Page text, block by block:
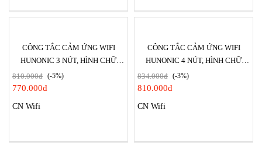
CÔNG TẮC CẢM ỨNG WIFI
HUNONIC 3 NÚT, HÌNH CHỮ
NHẬT CÓ VIỀN
810.000đ (-5%)
770.000đ
CN Wifi
CÔNG TẮC CẢM ỨNG WIFI
HUNONIC 4 NÚT, HÌNH CHỮ
NHẬT CÓ VIỀN
834.000đ (-3%)
810.000đ
CN Wifi